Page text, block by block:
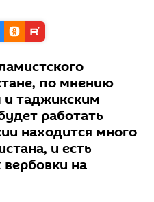
по мнению
и таджикским
работать
находится много
и есть
на